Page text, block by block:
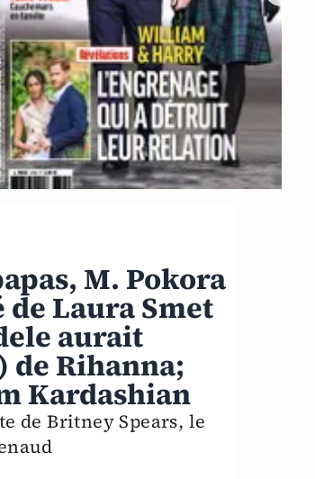
M. Pokora
Laura Smet
aurait
de Rihanna;
Kardashian
de Britney Spears, le